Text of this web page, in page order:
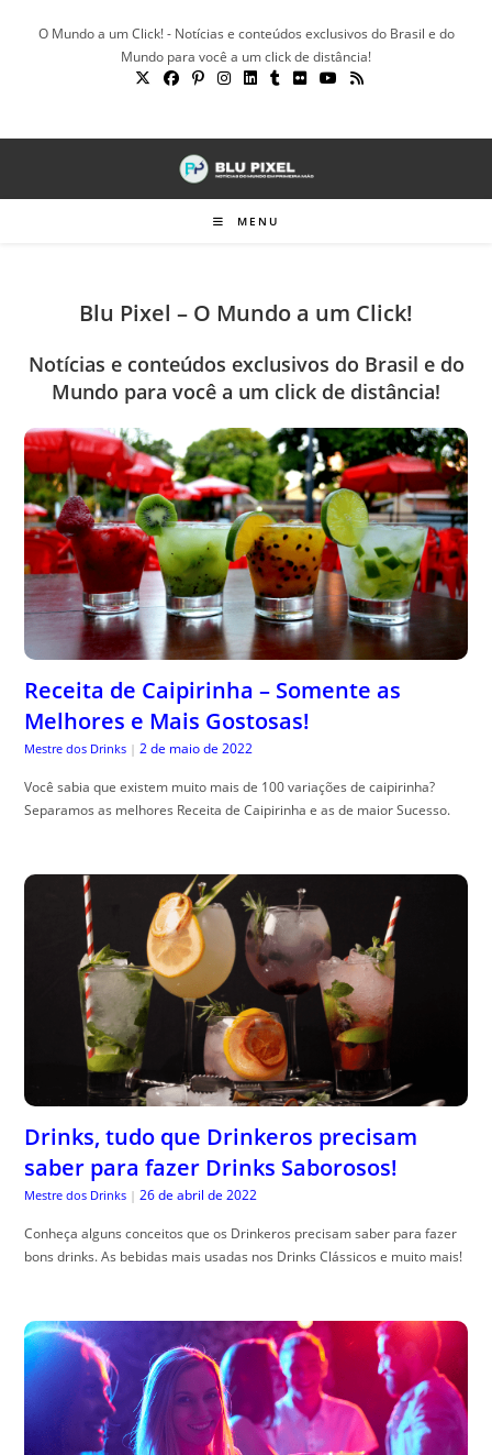
O Mundo a um Click! - Notícias e conteúdos exclusivos do Brasil e do
Mundo para você a um click de distância!
MENU
Blu Pixel – O Mundo a um Click!
Notícias e conteúdos exclusivos do Brasil e do
Mundo para você a um click de distância!
Receita de Caipirinha – Somente as
Melhores e Mais Gostosas!
Mestre dos Drinks | 2 de maio de 2022
Você sabia que existem muito mais de 100 variações de caipirinha?
Separamos as melhores Receita de Caipirinha e as de maior Sucesso.
Drinks, tudo que Drinkeros precisam
saber para fazer Drinks Saborosos!
Mestre dos Drinks | 26 de abril de 2022
Conheça alguns conceitos que os Drinkeros precisam saber para fazer
bons drinks. As bebidas mais usadas nos Drinks Clássicos e muito mais!